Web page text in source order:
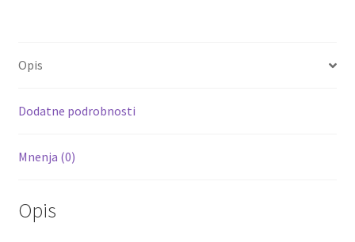
k
Opis
Dodatne podrobnosti
Mnenja (0)
Opis